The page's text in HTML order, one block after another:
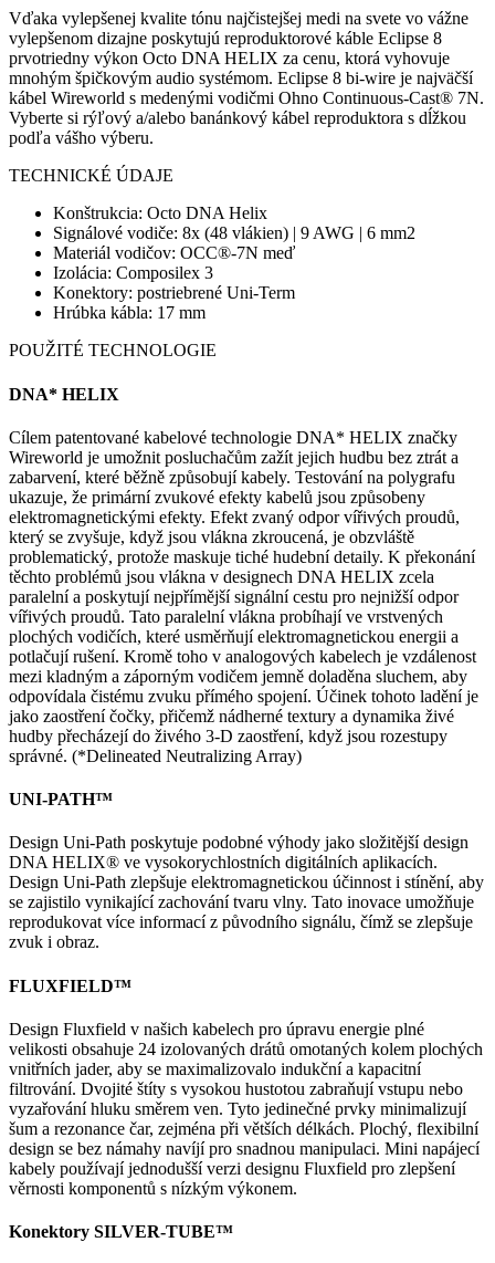
Vďaka vylepšenej kvalite tónu najčistejšej medi na svete vo vážne
vylepšenom dizajne poskytujú reproduktorové káble Eclipse 8
prvotriedny výkon Octo DNA HELIX za cenu, ktorá vyhovuje
mnohým špičkovým audio systémom. Eclipse 8 bi-wire je najväčší
kábel Wireworld s medenými vodičmi Ohno Continuous-Cast® 7N.
Vyberte si rýľový a/alebo banánkový kábel reproduktora s dĺžkou
podľa vášho výberu.
TECHNICKÉ ÚDAJE
Konštrukcia: Octo DNA Helix
Signálové vodiče: 8x (48 vlákien) | 9 AWG | 6 mm2
Materiál vodičov: OCC®-7N meď
Izolácia: Composilex 3
Konektory: postriebrené Uni-Term
Hrúbka kábla: 17 mm
POUŽITÉ TECHNOLOGIE
DNA* HELIX
Cílem patentované kabelové technologie DNA* HELIX značky
Wireworld je umožnit posluchačům zažít jejich hudbu bez ztrát a
zabarvení, které běžně způsobují kabely. Testování na polygrafu
ukazuje, že primární zvukové efekty kabelů jsou způsobeny
elektromagnetickými efekty. Efekt zvaný odpor vířivých proudů,
který se zvyšuje, když jsou vlákna zkroucená, je obzvláště
problematický, protože maskuje tiché hudební detaily. K překonání
těchto problémů jsou vlákna v designech DNA HELIX zcela
paralelní a poskytují nejpřímější signální cestu pro nejnižší odpor
vířivých proudů. Tato paralelní vlákna probíhají ve vrstvených
plochých vodičích, které usměrňují elektromagnetickou energii a
potlačují rušení. Kromě toho v analogových kabelech je vzdálenost
mezi kladným a záporným vodičem jemně doladěna sluchem, aby
odpovídala čistému zvuku přímého spojení. Účinek tohoto ladění je
jako zaostření čočky, přičemž nádherné textury a dynamika živé
hudby přecházejí do živého 3-D zaostření, když jsou rozestupy
správné. (*Delineated Neutralizing Array)
UNI-PATH™
Design Uni-Path poskytuje podobné výhody jako složitější design
DNA HELIX® ve vysokorychlostních digitálních aplikacích.
Design Uni-Path zlepšuje elektromagnetickou účinnost i stínění, aby
se zajistilo vynikající zachování tvaru vlny. Tato inovace umožňuje
reprodukovat více informací z původního signálu, čímž se zlepšuje
zvuk i obraz.
FLUXFIELD™
Design Fluxfield v našich kabelech pro úpravu energie plné
velikosti obsahuje 24 izolovaných drátů omotaných kolem plochých
vnitřních jader, aby se maximalizovalo indukční a kapacitní
filtrování. Dvojité štíty s vysokou hustotou zabraňují vstupu nebo
vyzařování hluku směrem ven. Tyto jedinečné prvky minimalizují
šum a rezonance čar, zejména při větších délkách. Plochý, flexibilní
design se bez námahy navíjí pro snadnou manipulaci. Mini napájecí
kabely používají jednodušší verzi designu Fluxfield pro zlepšení
věrnosti komponentů s nízkým výkonem.
Konektory SILVER-TUBE™